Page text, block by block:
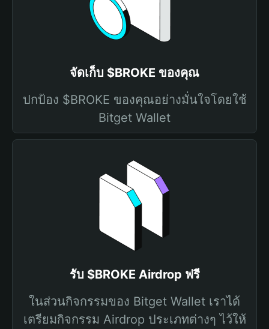
จัดเก็บ $BROKE ของคุณ
ปกป้อง $BROKE ของคุณอย่างมั่นใจโดยใช้
Bitget Wallet
รับ $BROKE Airdrop ฟรี
ในส่วนกิจกรรมของ Bitget Wallet เราได้
เตรียมกิจกรรม Airdrop ประเภทต่างๆ ไว้ให้